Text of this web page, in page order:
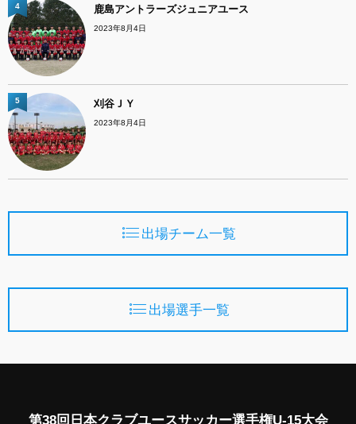
鹿島アントラーズジュニアユース
2023年8月4日
4
刈谷ＪＹ
2023年8月4日
5
出場チーム一覧
出場選手一覧
第38回日本クラブユースサッカー選手権U-15大会